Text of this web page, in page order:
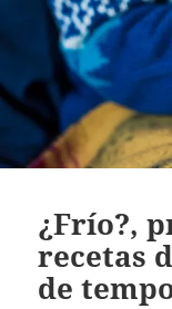
¿Frío?,
recetas
de